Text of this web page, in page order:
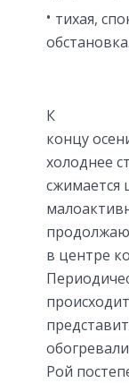
тихая,
обстановка.
К
концу
холоднее
сжимается
в центре
Рой